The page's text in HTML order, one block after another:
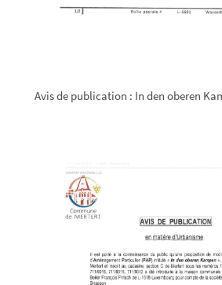
Avis de publication : In den oberen